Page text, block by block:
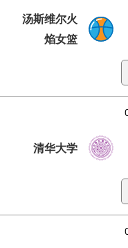
汤斯维尔火
焰女篮
清华大学